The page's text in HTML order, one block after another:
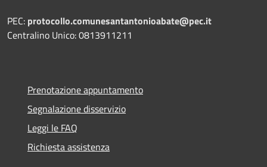
PEC: protocollo.comunesantantonioabate@pec.it
Centralino Unico: 0813911211
Prenotazione appuntamento
Segnalazione disservizio
Leggi le FAQ
Richiesta assistenza